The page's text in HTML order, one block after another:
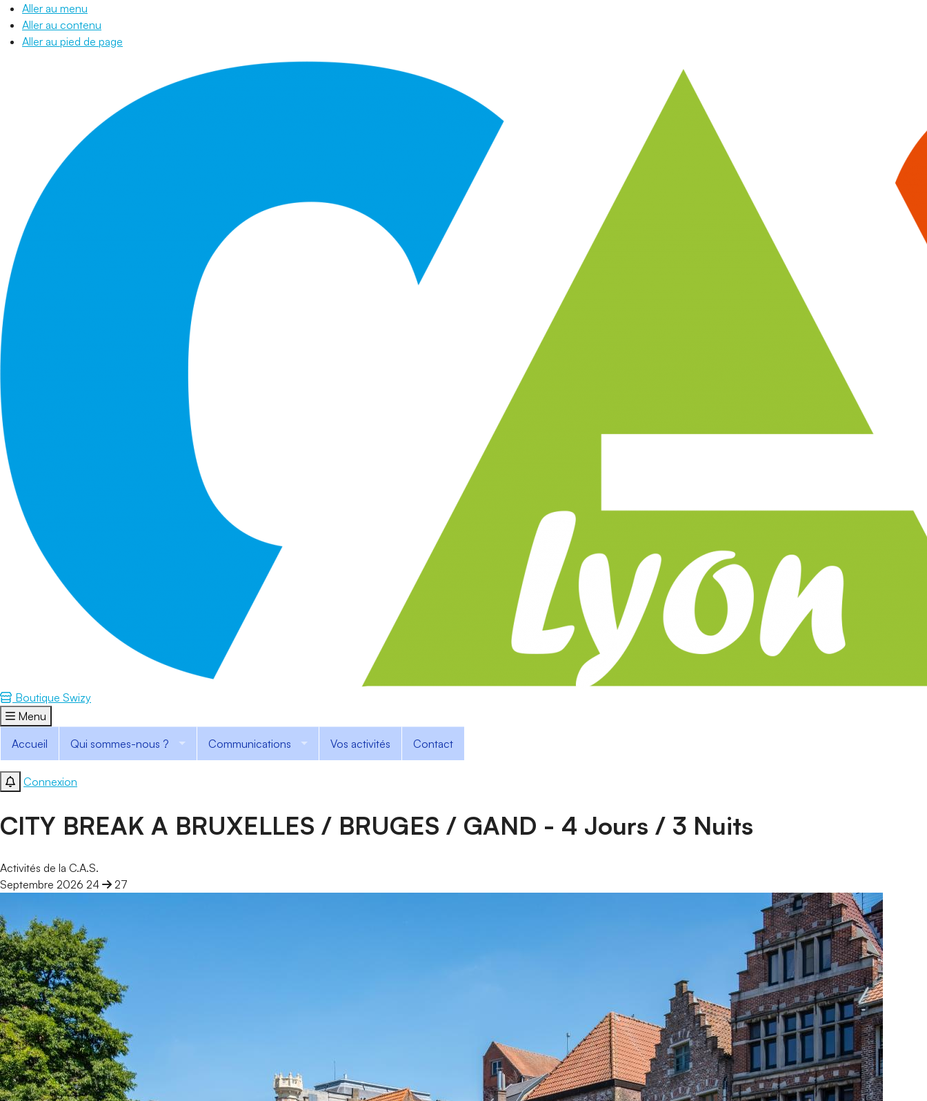
Aller au menu
Aller au contenu
Aller au pied de page
Boutique Swizy
Menu
Accueil
Qui sommes-nous ? Communications Vos activités Contact
Connexion
CITY BREAK A BRUXELLES / BRUGES / GAND - 4 Jours / 3 Nuits
Activités de la C.A.S.
Du 24 au 27 Septembre 2026
Septembre 2026 24 27